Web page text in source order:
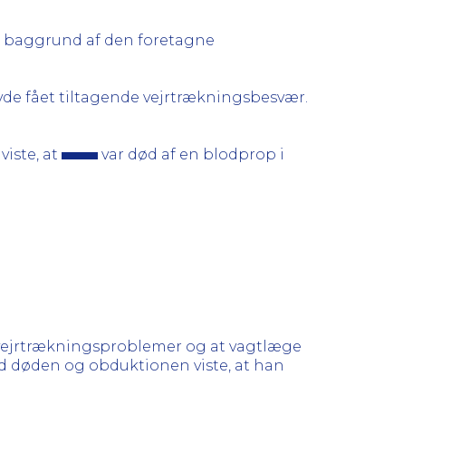
baggrund af den foretagne
fået tiltagende vejrtrækningsbesvær.
at
var død af en blodprop i
og at vagtlæge
døden og obduktionen viste, at han